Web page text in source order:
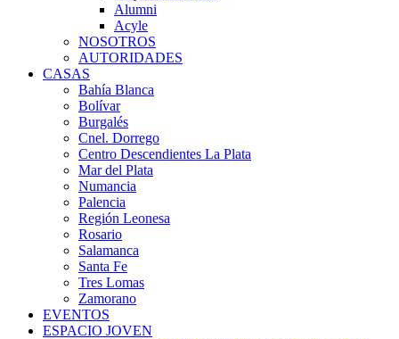
Alumni
Acyle
NOSOTROS
AUTORIDADES
CASAS
Bahía Blanca
Bolívar
Burgalés
Cnel. Dorrego
Centro Descendientes La Plata
Mar del Plata
Numancia
Palencia
Región Leonesa
Rosario
Salamanca
Santa Fe
Tres Lomas
Zamorano
EVENTOS
ESPACIO JOVEN